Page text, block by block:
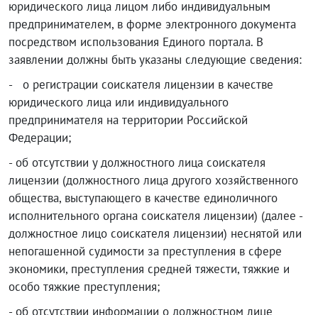
юридического лица лицом либо индивидуальным
предпринимателем, в форме электронного документа
посредством использования Единого портала. В
заявлении должны быть указаны следующие сведения:
- о регистрации соискателя лицензии в качестве
юридического лица или индивидуального
предпринимателя на территории Российской
Федерации;
- об отсутствии у должностного лица соискателя
лицензии (должностного лица другого хозяйственного
общества, выступающего в качестве единоличного
исполнительного органа соискателя лицензии) (далее -
должностное лицо соискателя лицензии) неснятой или
непогашенной судимости за преступления в сфере
экономики, преступления средней тяжести, тяжкие и
особо тяжкие преступления;
- об отсутствии информации о должностном лице